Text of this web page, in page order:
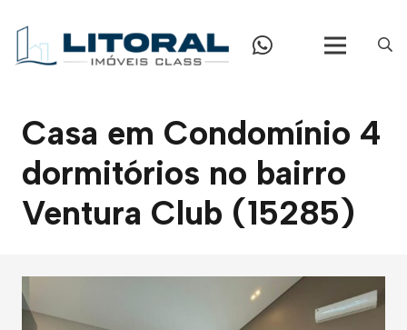
Casa em Condomínio 4
dormitórios no bairro
Ventura Club (15285)